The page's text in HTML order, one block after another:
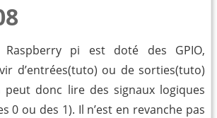
Raspberry pi est doté des GPIO,
d’entrées(tuto) ou de sorties(tuto)
peut donc lire des signaux logiques
0 ou des 1). Il n’est en revanche pas